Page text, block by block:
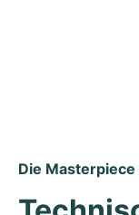
Die Masterpiece